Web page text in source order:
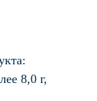
8,0 г,